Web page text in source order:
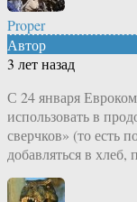
Proper
Автор
3 лет назад
С 24 января
использовать в
сверчков» (то есть
добавляться в